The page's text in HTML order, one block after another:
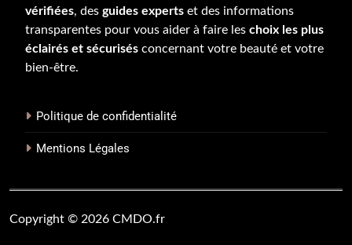
vérifiées, des guides experts et des informations
transparentes pour vous aider à faire les choix les plus
éclairés et sécurisés concernant votre beauté et votre
bien-être.
Politique de confidentialité
Mentions Légales
Copyright © 2026 CMDO.fr